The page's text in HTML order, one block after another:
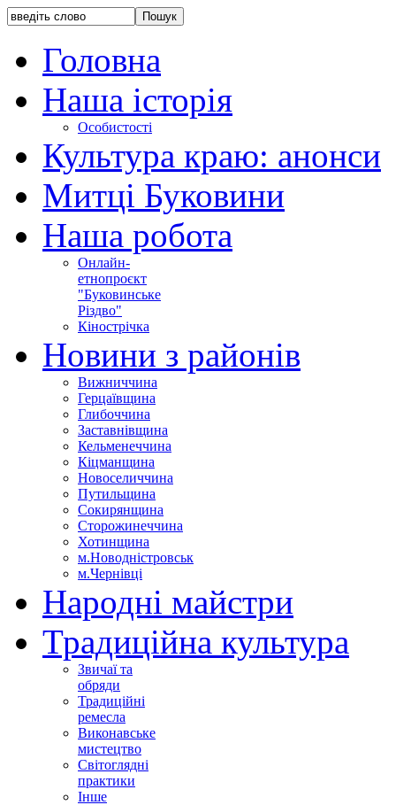
Головна
Наша історія
Особистості
Культура краю: анонси
Митці Буковини
Наша робота
Онлайн-
етнопроєкт
"Буковинське
Різдво"
Кінострічка
Новини з районів
Вижниччина
Герцаївщина
Глибоччина
Заставнівщина
Кельменеччина
Кіцманщина
Новоселиччина
Путильщина
Сокирянщина
Сторожинеччина
Хотинщина
м.Новодністровськ
м.Чернівці
Народні майстри
Традиційна культура
Звичаї та
обряди
Традиційні
ремесла
Виконавське
мистецтво
Світоглядні
практики
Інше